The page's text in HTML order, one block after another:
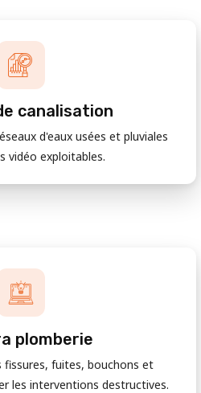
canalisation
d'eaux usées et pluviales
vidéo exploitables.
plomberie
fissures, fuites, bouchons et
les interventions destructives.